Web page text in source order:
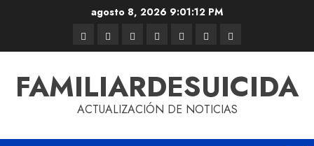
agosto 8, 2026 9:01:12 PM
FAMILIARDESUICIDA
ACTUALIZACIÓN DE NOTICIAS